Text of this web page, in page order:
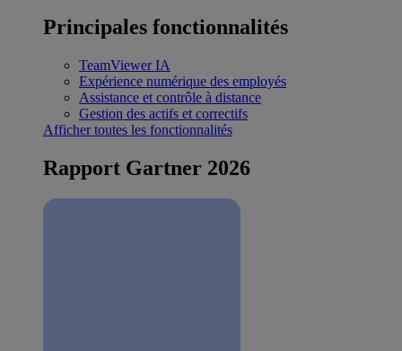
Principales fonctionnalités
TeamViewer IA
Expérience numérique des employés
Assistance et contrôle à distance
Gestion des actifs et correctifs
Afficher toutes les fonctionnalités
Rapport Gartner 2026